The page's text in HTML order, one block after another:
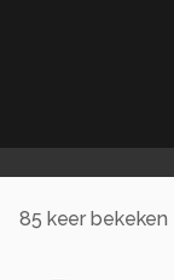
85 keer bekeken